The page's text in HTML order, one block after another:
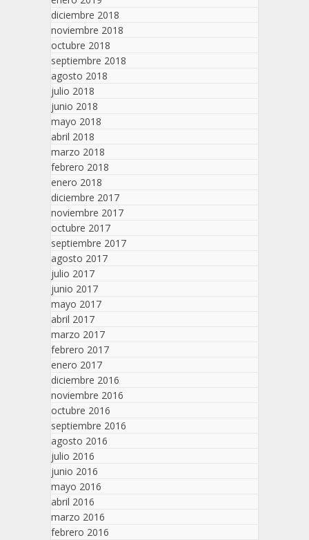
diciembre 2018
noviembre 2018
octubre 2018
septiembre 2018
agosto 2018
julio 2018
junio 2018
mayo 2018
abril 2018
marzo 2018
febrero 2018
enero 2018
diciembre 2017
noviembre 2017
octubre 2017
septiembre 2017
agosto 2017
julio 2017
junio 2017
mayo 2017
abril 2017
marzo 2017
febrero 2017
enero 2017
diciembre 2016
noviembre 2016
octubre 2016
septiembre 2016
agosto 2016
julio 2016
junio 2016
mayo 2016
abril 2016
marzo 2016
febrero 2016